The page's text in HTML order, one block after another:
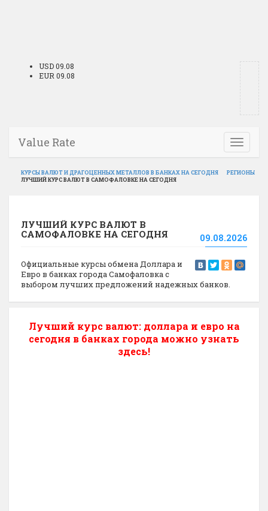
USD 09.08
EUR 09.08
Toggle
Value Rate
КУРСЫ ВАЛЮТ И ДРАГОЦЕННЫХ МЕТАЛЛОВ В БАНКАХ НА СЕГОДНЯ
РЕГИОНЫ
ЛУЧШИЙ КУРС ВАЛЮТ В САМОФАЛОВКЕ НА СЕГОДНЯ
ЛУЧШИЙ КУРС ВАЛЮТ В
САМОФАЛОВКЕ НА СЕГОДНЯ
09.08.2026
Официальные курсы обмена Доллара и
Евро в банках города Самофаловка с
выбором лучших предложений надежных банков.
Лучший курс валют: доллара и евро на
сегодня в банках города можно узнать
здесь!